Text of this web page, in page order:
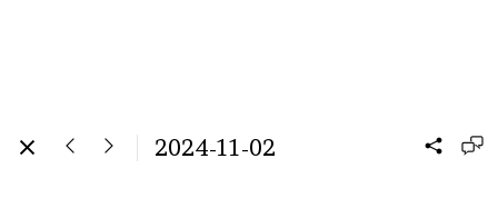
2024-11-02